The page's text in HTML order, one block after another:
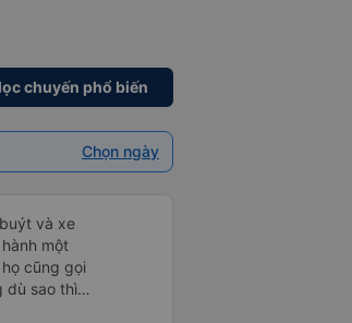
chuyến phổ biến
Chọn ngày
và xe
một
cũng gọi
dù sao thì
tuyệt